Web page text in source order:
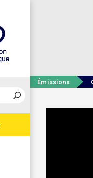
Émissions